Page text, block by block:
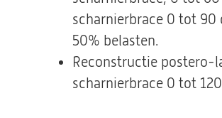
scharnierbrace 0 tot 90
50% belasten.
Reconstructie postero-
scharnierbrace 0 tot